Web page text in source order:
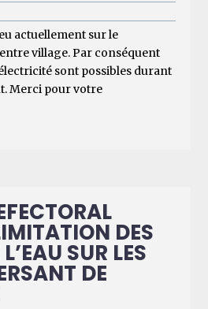
actuellement sur le
village. Par conséquent
sont possibles durant
Merci pour votre
DES
SUR LES
DE